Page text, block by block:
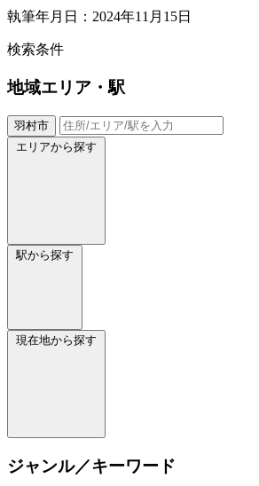
執筆年月日：2024年11月15日
検索条件
地域エリア・駅
羽村市
エリアから探す
駅から探す
現在地から探す
ジャンル／キーワード